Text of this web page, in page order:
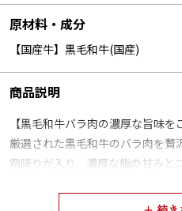
原材料・成分
【国産牛】黒毛和牛(国産)
商品説明
【黒毛和牛バラ肉の濃厚な旨味を
厳選された黒毛和牛のバラ肉を贅
霜降りが入り、濃厚な脂の甘みと
深い味わいを引き出します。